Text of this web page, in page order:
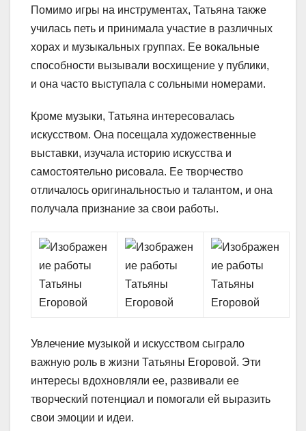
Помимо игры на инструментах, Татьяна также
училась петь и принимала участие в различных
хорах и музыкальных группах. Ее вокальные
способности вызывали восхищение у публики,
и она часто выступала с сольными номерами.
Кроме музыки, Татьяна интересовалась
искусством. Она посещала художественные
выставки, изучала историю искусства и
самостоятельно рисовала. Ее творчество
отличалось оригинальностью и талантом, и она
получала признание за свои работы.
Увлечение музыкой и искусством сыграло
важную роль в жизни Татьяны Егоровой. Эти
интересы вдохновляли ее, развивали ее
творческий потенциал и помогали ей выразить
свои эмоции и идеи.